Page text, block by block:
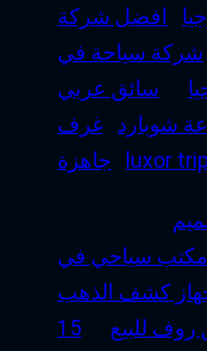
افضل شركة
شركة سياحة في
سائق عربي
شوبارد
غرف
جاهزة
luxor
سياحي في
كشف الذهب
15
للبيع